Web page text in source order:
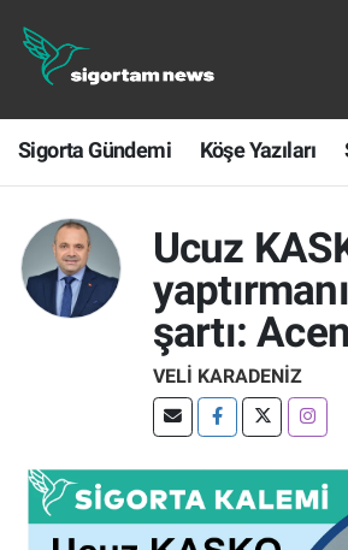
Sigorta Gündemi Köşe Yazıları
Ucuz
şartı:
VELI KARADENIZ
Sigorta Gündemi
Köşe Yazıları
Sağlık Sigortaları
Sporun Sigortası